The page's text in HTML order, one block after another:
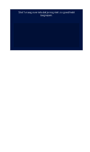
Stel 1 vraag over iets dat je nog niet zo goed hebt
begrepen.